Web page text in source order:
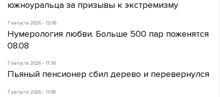
южноуральца за призывы к экстремизму
7 августа 2026 - 12:06
Нумерология любви. Больше 500 пар поженятся
08.08
7 августа 2026 - 11:36
Пьяный пенсионер сбил дерево и перевернулся
7 августа 2026 - 11:08